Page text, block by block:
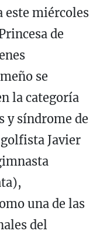
este miércoles
de
se
la categoría
y síndrome de
Javier
una de las
del